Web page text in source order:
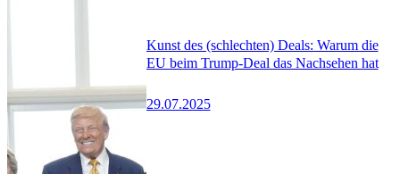
Kunst des (schlechten) Deals: Warum die
EU beim Trump-Deal das Nachsehen hat
29.07.2025